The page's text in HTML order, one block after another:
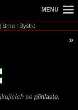
Brno Bystrc
»
se přihlaste
MENU